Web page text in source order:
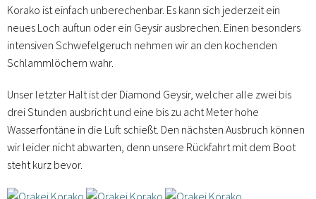
Korako ist einfach unberechenbar. Es kann sich jederzeit ein
neues Loch auftun oder ein Geysir ausbrechen. Einen besonders
intensiven Schwefelgeruch nehmen wir an den kochenden
Schlammlöchern wahr.
Unser letzter Halt ist der Diamond Geysir, welcher alle zwei bis
drei Stunden ausbricht und eine bis zu acht Meter hohe
Wasserfontäne in die Luft schießt. Den nächsten Ausbruch können
wir leider nicht abwarten, denn unsere Rückfahrt mit dem Boot
steht kurz bevor.